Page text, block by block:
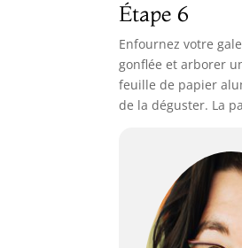
Étape 6
Enfournez votre
gonflée et arborer
feuille de papier
de la déguster. La